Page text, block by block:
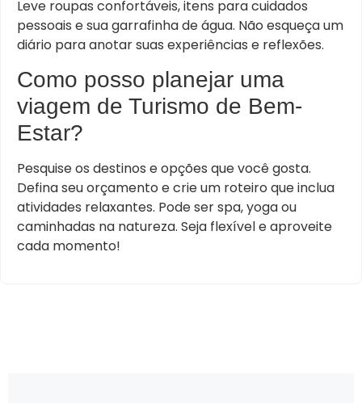
Leve roupas confortáveis, itens para cuidados
pessoais e sua garrafinha de água. Não esqueça um
diário para anotar suas experiências e reflexões.
Como posso planejar uma
viagem de Turismo de Bem-
Estar?
Pesquise os destinos e opções que você gosta.
Defina seu orçamento e crie um roteiro que inclua
atividades relaxantes. Pode ser spa, yoga ou
caminhadas na natureza. Seja flexível e aproveite
cada momento!